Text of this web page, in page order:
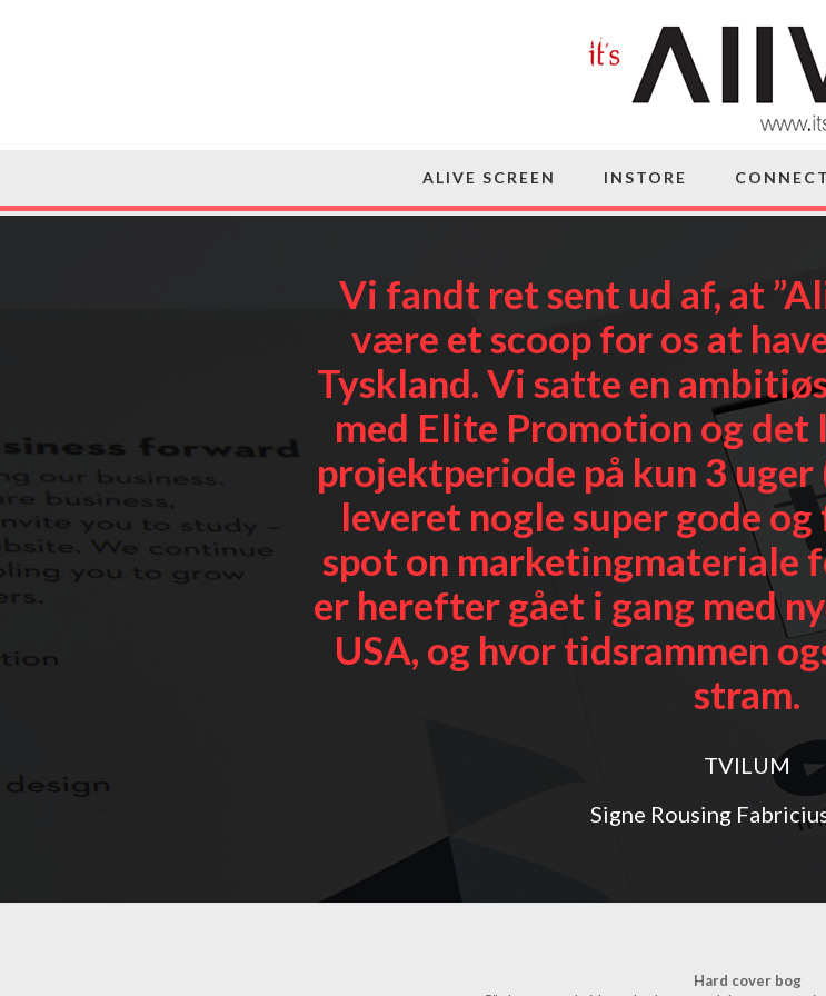
ALIVE SCREEN INSTORE
Vi fandt ret sent ud af, at
være et scoop for os at
Tyskland. Vi satte en
med Elite Promotion og det
projektperiode på kun 3
leveret nogle super gode
spot on marketingmateriale
er herefter gået i gang med
USA, og hvor tidsrammen
stram.
TVILUM
Signe Rousing
Hard cover bog